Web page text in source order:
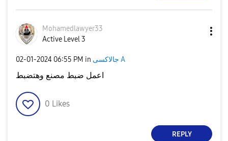
Mohamedlawyer33
Active Level 3
‎02-01-2024 06:55 PM in جالاكسى A
اعمل ضبط مصنع وهتضبط
0 Likes
REPLY